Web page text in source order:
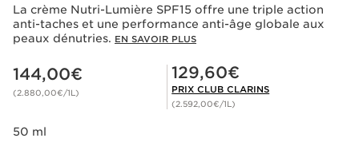
La crème Nutri-Lumière SPF15 offre une triple action
anti-taches et une performance anti-âge globale aux
peaux dénutries. EN SAVOIR PLUS
Nouveau prix 144,00€
144,00€
(2.880,00€/1L)
Prix Club Clarins 129,60€
129,60€
PRIX CLUB CLARINS
(2.592,00€/1L)
50 ml